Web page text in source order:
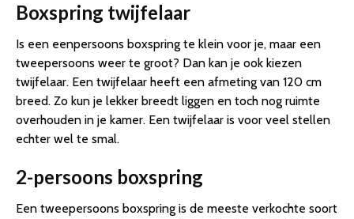
Boxspring twijfelaar
Is een eenpersoons boxspring te klein voor je, maar een
tweepersoons weer te groot? Dan kan je ook kiezen
twijfelaar. Een twijfelaar heeft een afmeting van 120 cm
breed. Zo kun je lekker breedt liggen en toch nog ruimte
overhouden in je kamer. Een twijfelaar is voor veel stellen
echter wel te smal.
2-persoons boxspring
Een tweepersoons boxspring is de meeste verkochte soort